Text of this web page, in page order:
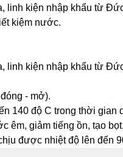
kiện nhập khẩu từ
kiệm nước.
linh kiện nhập khẩu từ
- mở).
140 độ C trong thời gian
êm, giảm tiếng ồn, tạo
được nhiệt độ lên đến